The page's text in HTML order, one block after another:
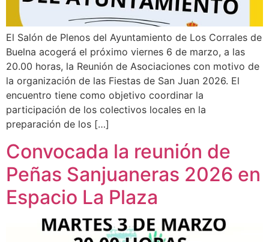
El Salón de Plenos del Ayuntamiento de Los Corrales de
Buelna acogerá el próximo viernes 6 de marzo, a las
20.00 horas, la Reunión de Asociaciones con motivo de
la organización de las Fiestas de San Juan 2026. El
encuentro tiene como objetivo coordinar la
participación de los colectivos locales en la
preparación de los […]
Convocada la reunión de
Peñas Sanjuaneras 2026 en
Espacio La Plaza